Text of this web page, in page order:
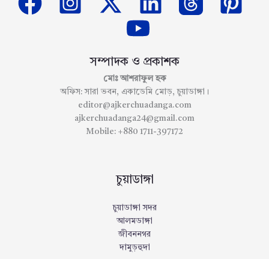
সম্পাদক ও প্রকাশক
মোঃ আশরাফুল হক
অফিস: সারা ভবন, একাডেমি মোড়, চুয়াডাঙ্গা।
editor@ajkerchuadanga.com
ajkerchuadanga24@gmail.com
Mobile: +880 1711-397172
চুয়াডাঙ্গা
চুয়াডাঙ্গা সদর
আলমডাঙ্গা
জীবননগর
দামুড়হুদা